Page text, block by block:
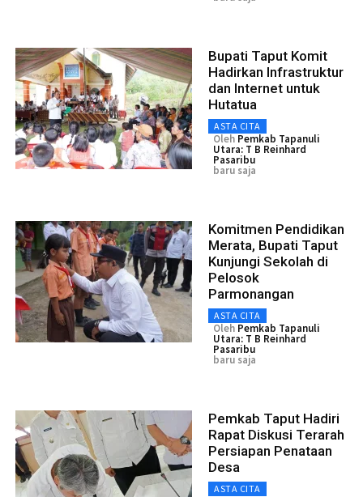
Bupati Taput Komit
Hadirkan Infrastruktur
dan Internet untuk
Hutatua
ASTA CITA
Oleh Pemkab Tapanuli
Utara: T B Reinhard
Pasaribu
baru saja
Komitmen Pendidikan
Merata, Bupati Taput
Kunjungi Sekolah di
Pelosok
Parmonangan
ASTA CITA
Oleh Pemkab Tapanuli
Utara: T B Reinhard
Pasaribu
baru saja
Pemkab Taput Hadiri
Rapat Diskusi Terarah
Persiapan Penataan
Desa
ASTA CITA